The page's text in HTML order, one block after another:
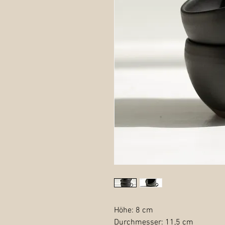
Höhe: 8 cm
Durchmesser: 11,5 cm